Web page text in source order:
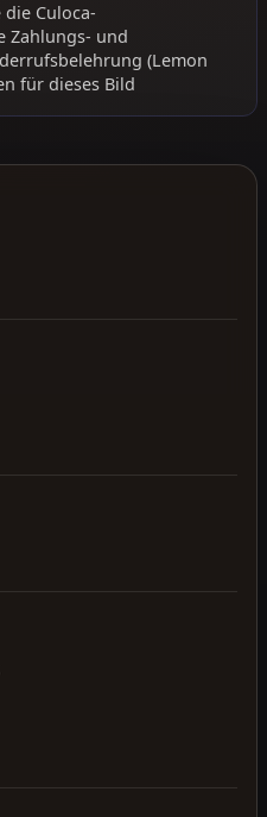
die Culoca-
Zahlungs- und
(Lemon
für dieses Bild